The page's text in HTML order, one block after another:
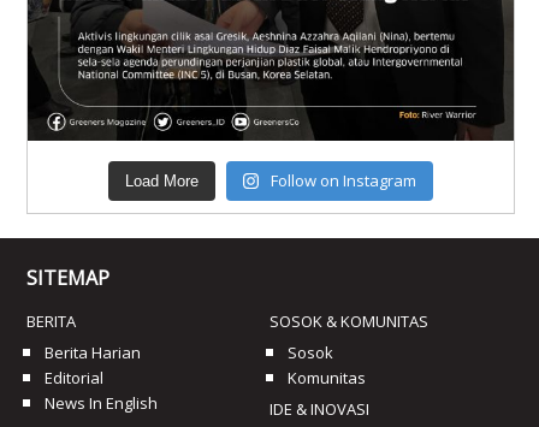
Load More Follow on Instagram
SITEMAP
BERITA
Berita Harian
Editorial
News In English
SOSOK & KOMUNITAS
Sosok
Komunitas
IDE & INOVASI